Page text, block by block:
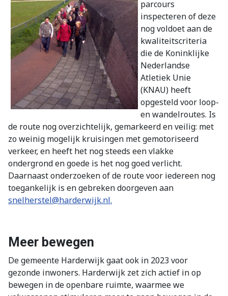
parcours
inspecteren of deze
nog voldoet aan de
kwaliteitscriteria
die de Koninklijke
Nederlandse
Atletiek Unie
(KNAU) heeft
opgesteld voor loop-
en wandelroutes. Is
de route nog overzichtelijk, gemarkeerd en veilig: met
zo weinig mogelijk kruisingen met gemotoriseerd
verkeer, en heeft het nog steeds een vlakke
ondergrond en goede is het nog goed verlicht.
Daarnaast onderzoeken of de route voor iedereen nog
toegankelijk is en gebreken doorgeven aan
snelherstel@harderwijk.nl.
Meer bewegen
De gemeente Harderwijk gaat ook in 2023 voor
gezonde inwoners. Harderwijk zet zich actief in op
bewegen in de openbare ruimte, waarmee we